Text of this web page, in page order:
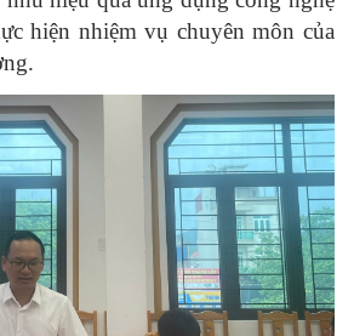
hiện nhiệm vụ chuyên môn của